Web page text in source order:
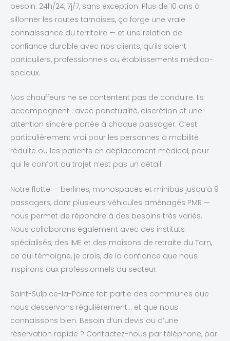
besoin. 24h/24, 7j/7, sans exception. Plus de 10 ans à
sillonner les routes tarnaises, ça forge une vraie
connaissance du territoire — et une relation de
confiance durable avec nos clients, qu’ils soient
particuliers, professionnels ou établissements médico-
sociaux.
Nos chauffeurs ne se contentent pas de conduire. Ils
accompagnent : avec ponctualité, discrétion et une
attention sincère portée à chaque passager. C’est
particulièrement vrai pour les personnes à mobilité
réduite ou les patients en déplacement médical, pour
qui le confort du trajet n’est pas un détail.
Notre flotte — berlines, monospaces et minibus jusqu’à 9
passagers, dont plusieurs véhicules aménagés PMR —
nous permet de répondre à des besoins très variés.
Nous collaborons également avec des instituts
spécialisés, des IME et des maisons de retraite du Tarn,
ce qui témoigne, je crois, de la confiance que nous
inspirons aux professionnels du secteur.
Saint-Sulpice-la-Pointe fait partie des communes que
nous desservons régulièrement… et que nous
connaissons bien. Besoin d’un devis ou d’une
réservation rapide ? Contactez-nous par téléphone, par